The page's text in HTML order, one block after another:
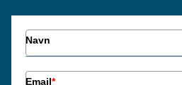
Navn
Email*